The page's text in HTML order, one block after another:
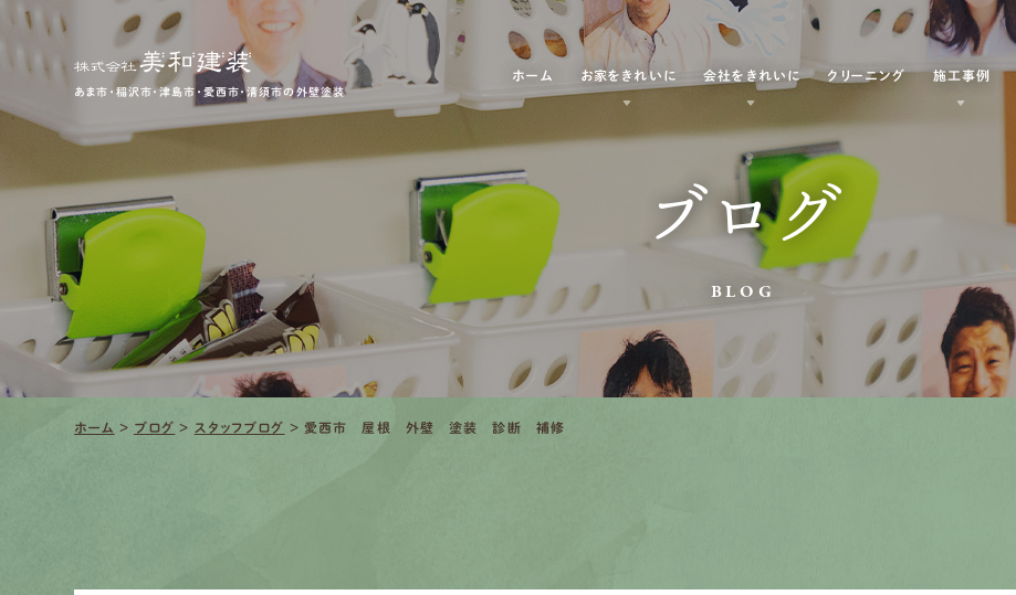
あま市・稲沢市・津島市・愛西市・清須市の外壁塗装
ホーム お家をきれいに 会社をきれいに クリーニング 施工事例
ブログ
BLOG
ホーム > ブログ > スタッフブログ > 愛西市 屋根 外壁 塗装 診断 補修